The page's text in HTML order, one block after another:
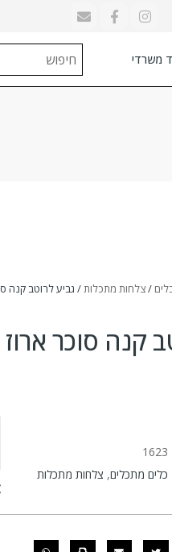
משרדי
/צלחות מתכלות / גביע לרוטב קנה סוכר
סוכר ארוז 2000 יח'
1623
כלים מתכלים, צלחות מתכלות